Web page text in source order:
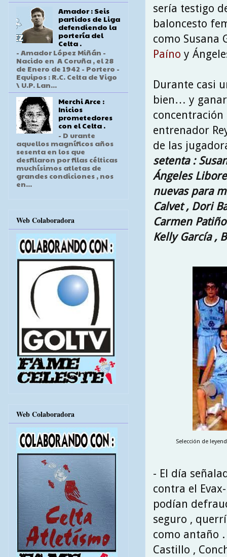
sería testigo
baloncesto
como Susana
Paíno y
Durante casi
bien… y
entrenador
de las
setenta :
Ángeles
nuevas para
Calvet , Dori
Carmen
Kelly García ,
Selección de
- El día
contra el
podían
seguro ,
como antaño
Castillo ,
Amador : Seis
partidos de Liga
defendiendo la
portería del
Celta .
- Amador López Miñán -
Nacido en A Coruña , el 28
de Enero de 1942 - Portero -
Equipos : R.C. Celta de Vigo
\ U.P. Lan...
Merchi Arce :
Inicios
prometedores
con el Celta .
- D urante
aquellos magníficos años
sesenta en los que
desfilaron por filas célticas
muchísimos atletas de
grandes condiciones , nos
en...
Web Colaboradora
Web Colaboradora